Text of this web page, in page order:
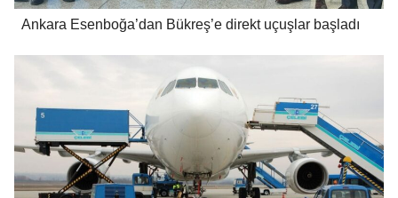
Ankara Esenboğa’dan Bükreş’e direkt uçuşlar başladı